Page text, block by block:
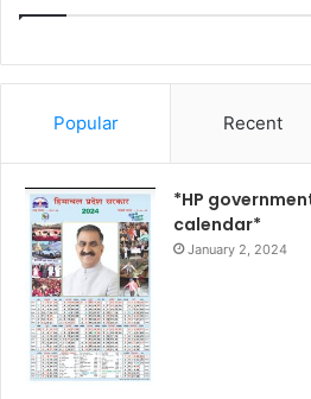
Popular Recent
*HP
calendar*
January 2, 2024